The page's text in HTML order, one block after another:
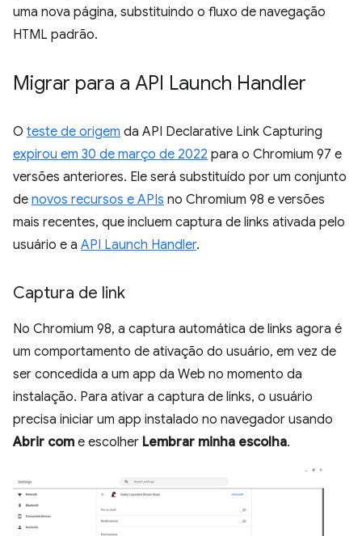
uma nova página, substituindo o fluxo de navegação
HTML padrão.
Migrar para a API Launch Handler
O teste de origem da API Declarative Link Capturing
expirou em 30 de março de 2022 para o Chromium 97 e
versões anteriores. Ele será substituído por um conjunto
de novos recursos e APIs no Chromium 98 e versões
mais recentes, que incluem captura de links ativada pelo
usuário e a API Launch Handler.
Captura de link
No Chromium 98, a captura automática de links agora é
um comportamento de ativação do usuário, em vez de
ser concedida a um app da Web no momento da
instalação. Para ativar a captura de links, o usuário
precisa iniciar um app instalado no navegador usando
Abrir com e escolher Lembrar minha escolha.